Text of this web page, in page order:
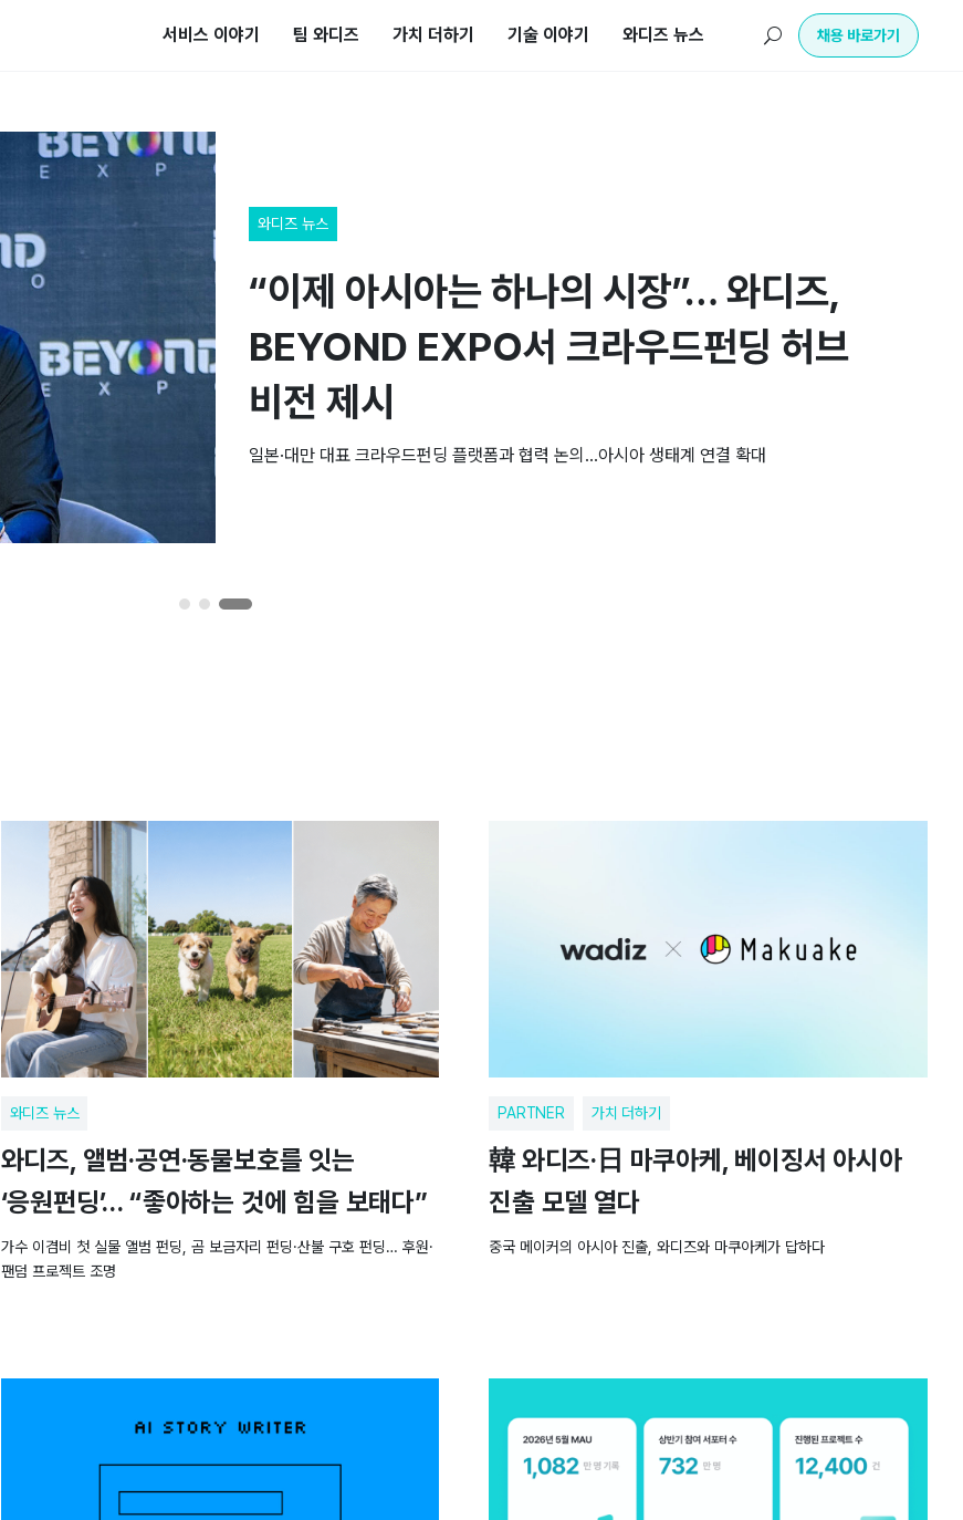
서비스 이야기 팀 와디즈 가치 더하기 기술 이야기 와디즈 뉴스 U 채용 바로가기
와디즈 뉴스
“이제 아시아는 하나의 시장”… 와디즈,
BEYOND EXPO서 크라우드펀딩 허브
비전 제시
일본·대만 대표 크라우드펀딩 플랫폼과 협력 논의…아시아 생태계 연결 확대
와디즈 뉴스
와디즈, 앨범·공연·동물보호를 잇는
‘응원펀딩’… “좋아하는 것에 힘을 보태다”
가수 이겸비 첫 실물 앨범 펀딩, 곰 보금자리 펀딩·산불 구호 펀딩… 후원·
팬덤 프로젝트 조명
PARTNER 가치 더하기
韓 와디즈·日 마쿠아케, 베이징서 아시아
진출 모델 열다
중국 메이커의 아시아 진출, 와디즈와 마쿠아케가 답하다